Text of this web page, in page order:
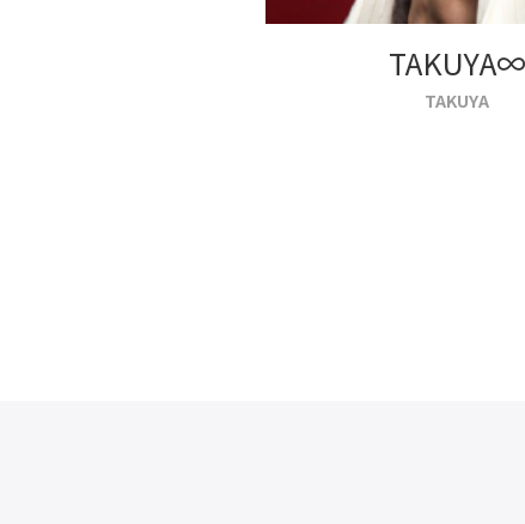
TAKUYA∞
TAKUYA